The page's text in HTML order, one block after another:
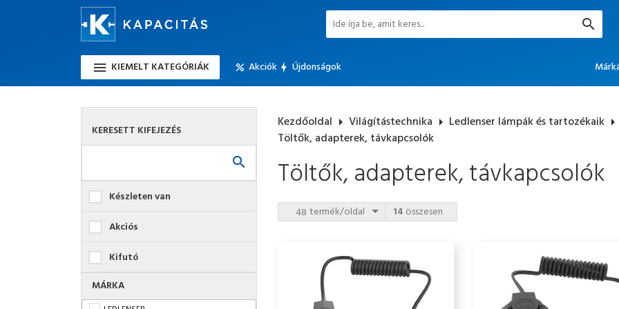
KIEMELT KATEGÓRIÁK Akciók Újdonságok
KERESETT KIFEJEZÉS
Készleten van
Akciós
Kifutó
MÁRKA
Kezdőoldal arrow_right Világítástechnika arrow_right Ledlenser lámpák és tartozékaik arrow_right
Töltők, adapterek, távkapcsolók
Töltők, adapterek, távkapcsolók
termék/oldal 14 összesen